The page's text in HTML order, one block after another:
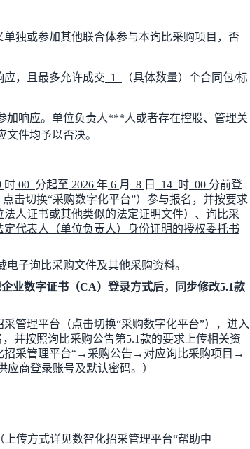
独或参加其他联合体参与本询比采购项目，否
应，且最多允许成交 1 （具体数量）个合同包/标
加响应。单位负责人***人或者存在控股、管理关
文件均予以否决。
时 00 分起至 2026 年 6 月 8 日 14 时 00 分前登
点击切换“采购数字化平台”） 参与报名，并按要求
法人证书或其他类似的法定证明文件） 、 询比采
代表人（单位负责人）身份证明的授权委托书
子询比采购文件及其他采购资料。
业数字证书（CA） 登录方式后，同步修改5.1款
采管理平台（点击切换“采购数字化平台”）
，进入
，并按照询比采购公告第5.1款的要求上传相关资
招采管理平台“→ 采购公告 → 对应询比采购项目 →
商登录账号及默认密码。）
（上传方式详见数智化招采管理平台“帮助中